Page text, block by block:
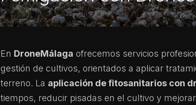
En DroneMálaga ofrecemos servicios
gestión de cultivos, orientados a aplicar
terreno. La aplicación de fitosanitarios con
tiempos, reducir pisadas en el cultivo y